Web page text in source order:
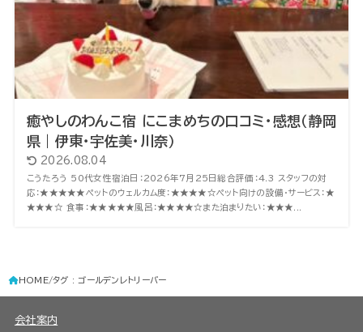
癒やしのわんこ宿 にこまめちの口コミ・感想（静岡
県｜伊東・宇佐美・川奈）
2026.08.04
こうたろう 50代女性宿泊日：2026年7月25日総合評価：4.3 スタッフの対
応：★★★★★ペットのウェルカム度：★★★★☆ペット向けの設備・サービス：★
★★★☆ 食事：★★★★★風呂：★★★★☆また泊まりたい：★★★...
HOME タグ : ゴールデンレトリーバー
会社案内